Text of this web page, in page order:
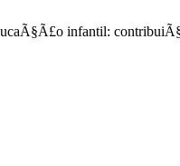
infantil: